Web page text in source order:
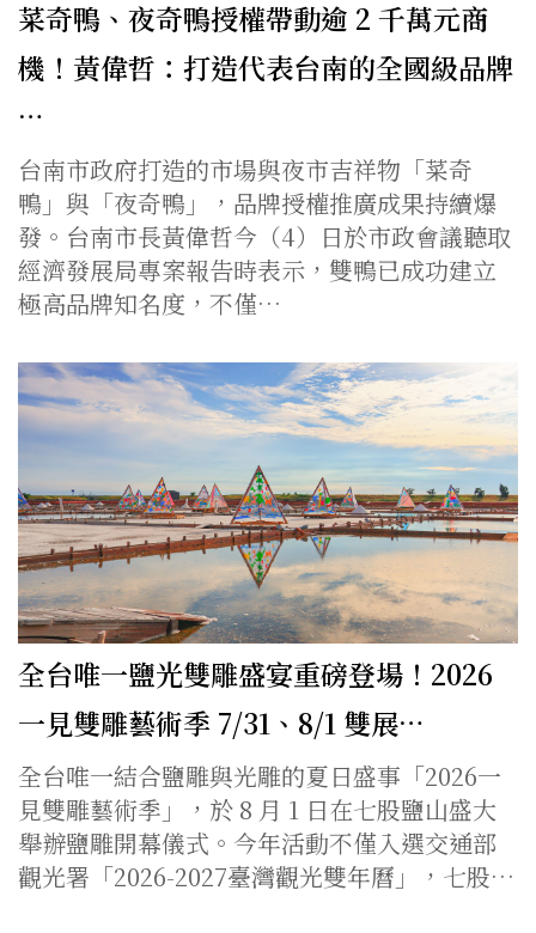
菜奇鴨、夜奇鴨授權帶動逾 2 千萬元商
機！黃偉哲：打造代表台南的全國級品牌
…
台南市政府打造的市場與夜市吉祥物「菜奇
鴨」與「夜奇鴨」，品牌授權推廣成果持續爆
發。台南市長黃偉哲今（4）日於市政會議聽取
經濟發展局專案報告時表示，雙鴨已成功建立
極高品牌知名度，不僅…
全台唯一鹽光雙雕盛宴重磅登場！2026
一見雙雕藝術季 7/31、8/1 雙展…
全台唯一結合鹽雕與光雕的夏日盛事「2026一
見雙雕藝術季」，於 8 月 1 日在七股鹽山盛大
舉辦鹽雕開幕儀式。今年活動不僅入選交通部
觀光署「2026-2027臺灣觀光雙年曆」，七股…